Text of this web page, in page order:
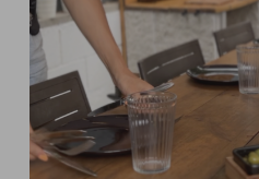
Influencer: